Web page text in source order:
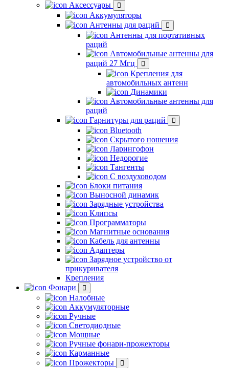
Аксессуары
Аккумуляторы
Антенны для раций
Антенны для портативных
раций
Автомобильные антенны для
раций 27 Мгц
Крепления для
автомобильных антенн
Динамики
Автомобильные антенны для
раций
Гарнитуры для раций
Bluetooth
Скрытого ношения
Ларингофон
Недорогие
Тангенты
С воздуховодом
Блоки питания
Выносной динамик
Зарядные устройства
Клипсы
Программаторы
Магнитные основания
Кабель для антенны
Адаптеры
Зарядное устройство от
прикуривателя
Крепления
Фонари
Налобные
Аккумуляторные
Ручные
Светодиодные
Мощные
Ручные фонари-прожекторы
Карманные
Прожекторы